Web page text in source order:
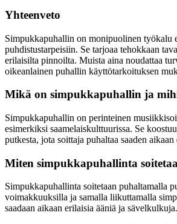
Yhteenveto
Simpukkapuhallin on monipuolinen työkalu
puhdistustarpeisiin. Se tarjoaa tehokkaan
erilaisilta pinnoilta. Muista aina noudattaa
oikeanlainen puhallin käyttötarkoituksen
Mikä on simpukkapuhallin ja
Simpukkapuhallin on perinteinen
esimerkiksi saamelaiskulttuurissa. Se
putkesta, jota soittaja puhaltaa saaden aikaan
Miten simpukkapuhallinta
Simpukkapuhallinta soitetaan puhaltamalla
voimakkuuksilla ja samalla liikuttamalla
saadaan aikaan erilaisia ääniä ja sävelkulkuja.